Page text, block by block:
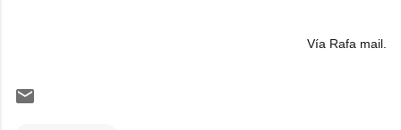
Vía Rafa mail.